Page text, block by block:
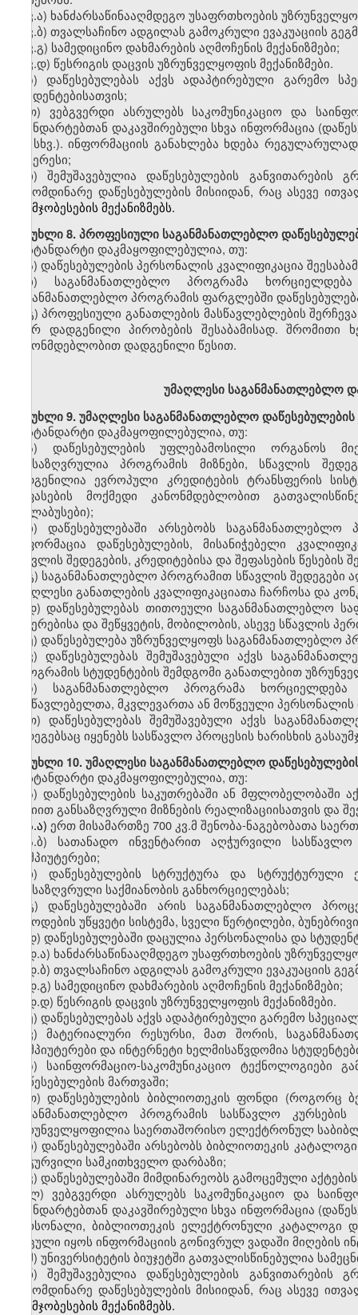
ვ.ა) ხანძარსაწინააღმდეგო უსაფრთხოების
ვ.ბ) თვალსაჩინო ადგილას გამოკრული ევაკუაციის
ვ.გ) სამედიცინო დახმარების აღმოჩენის მექანიზმები;
ვ.დ) წესრიგის დაცვის უზრუნველყოფის მექანიზმები.
ზ) დაწესებულებას აქვს ადაპტირებული გარემო
სტუდენტებისათვის;
თ) ვებგვერდი ასრულებს საკომუნიკაციო და
სტანდარტებთან დაკავშირებული სხვა ინფორმაცია
სხვ.). ინფორმაციის განახლება ხდება
ინტერესი;
ი) შემუშავებულია დაწესებულების განვითარების
გამომდინარე დაწესებულების მისიიდან, რაც ასევე
გაუმჯობესების მექანიზმებს.
მუხლი8. პროფესიული საგანმანათლებლო
სტანდარტი დაკმაყოფილებულია, თუ:
ა) დაწესებულების პერსონალის კვალიფიკაცია
ბ)
საგანმანათლებლო პროგრამა ხორციელდება
საგანმანათლებლო პროგრამის ფარგლებში
გ) პროფესიული განათლების მასწავლებლების
მიერ დადგენილი პირობების შესაბამისად. შრომითი
კანონმდებლობით დადგენილი წესით.
უმაღლესი საგანმანათლებლო
მუხლი9. უმაღლესი საგანმანათლებლო
სტანდარტი დაკმაყოფილებულია, თუ:
ა)
დაწესებულებისუფლებამოსილი ორგანოს
განსაზღვრულია პროგრამის მიზნები, სწავლის
შედგენილია ევროპული კრედიტების ტრანსფერის
შეფასების მოქმედი კანონმდებლობით
(სილაბუსები);
ბ)
დაწესებულებაში არსებობს
ინფორმაცია დაწესებულების, მისანიჭებელი
სწავლის შედეგების, კრედიტებისა და შეფასების წესების
გ) საგანმანათლებლო პროგრამით სწავლის
უმაღლესი განათლების კვალიფიკაციათა ჩარჩოსა და
დ) დაწესებულებას თითოეული საგანმანათლებლო
შეჩერებისა და შეწყვეტის, მობილობის, ასევე სწავლის
ე) დაწესებულება უზრუნველყოფს საგანმანათლებლო
ვ) დაწესებულებას შემუშავებული აქვს
პროგრამის სტუდენტების შემდგომი განათლებით
ზ)
საგანმანათლებლო პროგრამა
მასწავლებელთა, მკვლევართა ან მოწვეული პერსონალის
თ) დაწესებულებას შემუშავებული აქვს
შედეგებსაც იყენებს სასწავლო პროცესის ხარისხის
მუხლი 10. უმაღლესი საგანმანათლებლო
სტანდარტი დაკმაყოფილებულია, თუ:
ა) დაწესებულების საკუთრებაში ან მფლობელობაში
მისიითგანსაზღვრული მიზნების რეალიზაციისათვის და
ა.ა) ერთმისამართზე 700 კვ.მ შენობა-ნაგებობათა
ა.ბ)
სათანადო ინვენტარით აღჭურვილი
კომპიუტერები;
ბ) დაწესებულების სტრუქტურა და სტრუქტურული
განსაზღვრული საქმიანობის განხორციელებას;
გ) დაწესებულებაში არის საგანმანათლებლო
მიწოდების უწყვეტი სისტემა, სველი წერტილები,
დ) დაწესებულებაში დაცულია პერსონალისა და
დ.ა) ხანძარსაწინააღმდეგო უსაფრთხოების
დ.ბ) თვალსაჩინო ადგილას გამოკრული ევაკუაციის
დ.გ) სამედიცინო დახმარების აღმოჩენის მექანიზმები;
დ.დ) წესრიგის დაცვის უზრუნველყოფის მექანიზმები.
ე) დაწესებულებას აქვს ადაპტირებული გარემო
ვ) მატერიალური რესურსი, მათ შორის,
კომპიუტერები და ინტერნეტი ხელმისაწვდომია
ზ) საინფორმაციო-საკომუნიკაციო
ტექნოლოგიები
დაწესებულების მართვაში;
თ) დაწესებულების ბიბლიოთეკის ფონდი (როგორც
საგანმანათლებლო პროგრამის სასწავლო
უზრუნველყოფილია საერთაშორისო ელექტრონულ
ი) დაწესებულებაში არსებობს ბიბლიოთეკის
აღჭურვილი სამკითხველო დარბაზი;
კ) დაწესებულებაში მიმდინარეობს გამოცემული
ლ) ვებგვერდი ასრულებს საკომუნიკაციო და
სტანდარტებთან დაკავშირებული სხვა ინფორმაცია
პერსონალი, ბიბლიოთეკის ელექტრონული კატალოგი
დაცული იყოს ინფორმაციის გონივრულ ვადაში მიღების
მ) უნივერსიტეტის ბიუჯეტში გათვალისწინებულია
ნ) შემუშავებულია დაწესებულების განვითარების
გამომდინარე დაწესებულების მისიიდან, რაც ასევე
გაუმჯობესების მექანიზმებს.